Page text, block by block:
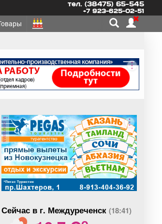
тел. (38475) 65-545
+7 923-625-02-51
реклама
Сейчас в г. Междуреченск (18:41)